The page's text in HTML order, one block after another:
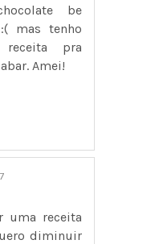
be
mas tenho
pra
Amei!
uma receita
diminuir